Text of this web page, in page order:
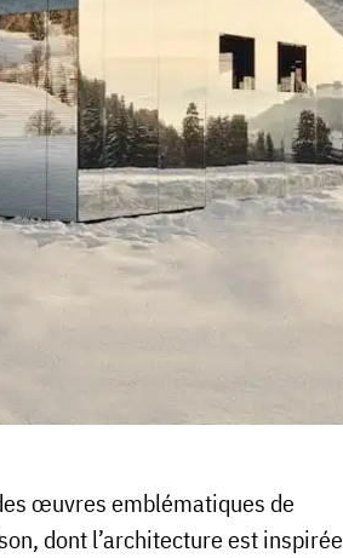
œuvres emblématiques de
dont l’architecture est inspirée